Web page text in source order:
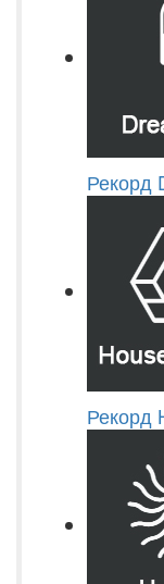
Рекорд
Рекорд